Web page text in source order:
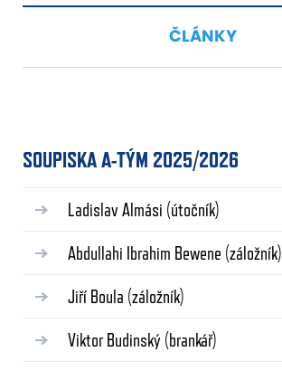
ČLÁNKY
SOUPISKA A-TÝM 2025/2026
Ladislav Almási (útočník)
Abdullahi Ibrahim Bewene (záložník)
Jiří Boula (záložník)
Viktor Budinský (brankář)